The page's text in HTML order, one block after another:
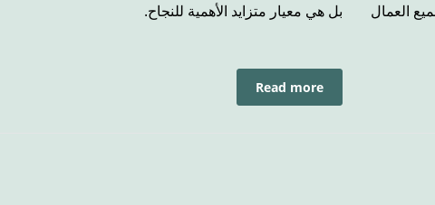
العمال
بل هي معيار متزايد الأهمية للنجاح.
Read more